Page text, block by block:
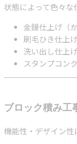
状態によって色々な
金鏝仕上げ（
刷毛ひき仕上
洗い出し仕上
スタンプコン
ブロック積み工
機能性・デザイン